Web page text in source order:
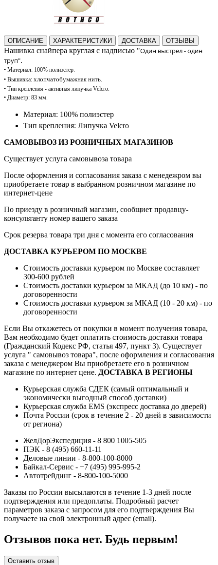
ОПИСАНИЕ ХАРАКТЕРИСТИКИ ДОСТАВКА ОТЗЫВЫ
Нашивка снайпера круглая с надписью "Один выстрел - один
труп".
• Материал: 100% полиэстер.
• Вышивка: хлопчатобумажная нить.
• Тип крепления - активная липучка Velcro.
• Диаметр: 83 мм.
Материал: 100% полиэстер
Тип крепления: Липучка Velcro
САМОВЫВОЗ ИЗ РОЗНИЧНЫХ МАГАЗИНОВ
Существует услуга самовывоза товара
После оформления и согласования заказа с менедежром вы
приобретаете товар в выбранном розничном магазине по
интернет-цене
По приезду в розничный магазин, сообщиет продавцу-
консультанту номер вашего заказа
Срок резерва товара три дня с момента его согласования
ДОСТАВКА КУРЬЕРОМ ПО МОСКВЕ
Стоимость доставки курьером по Москве составляет
300-600 рублей
Стоимость доставки курьером за МКАД (до 10 км) - по
договоренности
Стоимость доставки курьером за МКАД (10 - 20 км) - по
договоренности
Если Вы откажетесь от покупки в момент получения товара,
Вам необходимо будет оплатить стоимость доставки товара
(Гражданский Кодекс РФ, статья 497, пункт 3). Существует
услуга " самовывоз товара", после оформления и согласования
заказа с менеджером Вы приобретаете его в розничном
магазине по интернет цене. ДОСТАВКА В РЕГИОНЫ
Курьерская служба СДЕК (самый оптимальный и
экономически выгодный способ доставки)
Курьерская служба EMS (экспресс доставка до дверей)
Почта России (срок в течение 2 - 20 дней в зависимости
от региона)
ЖелДорЭкспедиция - 8 800 1005-505
ПЭК - 8 (495) 660-11-11
Деловые линии - 8-800-100-8000
Байкал-Сервис - +7 (495) 995-995-2
Автотрейдинг - 8-800-100-5000
Заказы по России высылаются в течение 1-3 дней после
подтверждения или предоплаты. Подробный расчет
параметров заказа с запросом для его подтверждения Вы
получаете на свой электронный адрес (email).
Отзывов пока нет. Будь первым!
Оставить отзыв